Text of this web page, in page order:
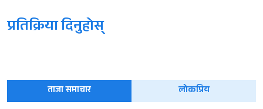
प्रतिक्रिया दिनुहोस्
ताजा समाचार लोकप्रिय